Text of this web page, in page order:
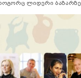
ლიდერი ბაზარზე